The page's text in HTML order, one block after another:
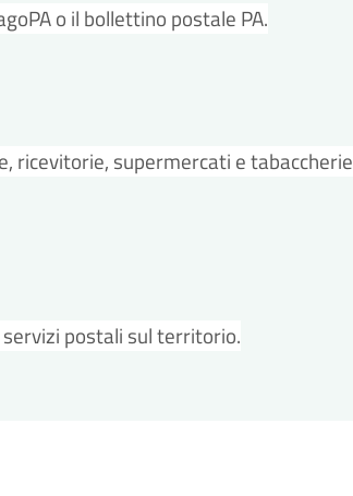
o il bollettino postale PA.
ricevitorie, supermercati e tabaccherie
postali sul territorio.